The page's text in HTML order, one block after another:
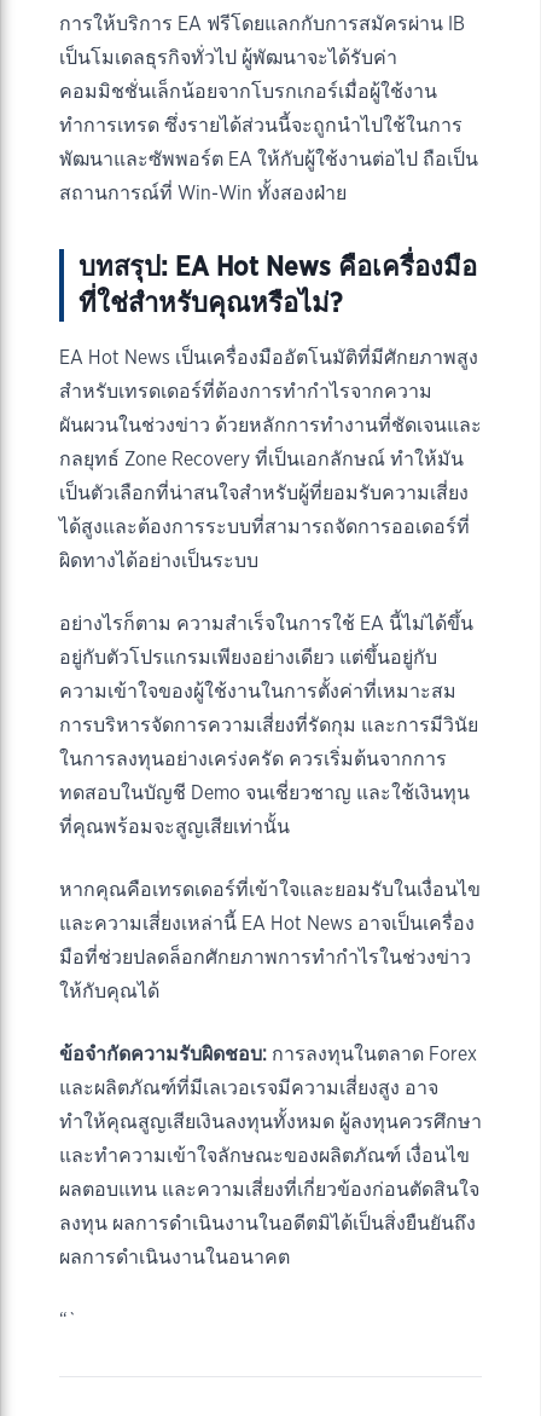
การให้บริการ EA ฟรีโดยแลกกับการสมัครผ่าน IB
เป็นโมเดลธุรกิจทั่วไป ผู้พัฒนาจะได้รับค่า
คอมมิชชั่นเล็กน้อยจากโบรกเกอร์เมื่อผู้ใช้งาน
ทำการเทรด ซึ่งรายได้ส่วนนี้จะถูกนำไปใช้ในการ
พัฒนาและซัพพอร์ต EA ให้กับผู้ใช้งานต่อไป ถือเป็น
สถานการณ์ที่ Win-Win ทั้งสองฝ่าย
บทสรุป: EA Hot News คือเครื่องมือ
ที่ใช่สำหรับคุณหรือไม่?
EA Hot News เป็นเครื่องมืออัตโนมัติที่มีศักยภาพสูง
สำหรับเทรดเดอร์ที่ต้องการทำกำไรจากความ
ผันผวนในช่วงข่าว ด้วยหลักการทำงานที่ชัดเจนและ
กลยุทธ์ Zone Recovery ที่เป็นเอกลักษณ์ ทำให้มัน
เป็นตัวเลือกที่น่าสนใจสำหรับผู้ที่ยอมรับความเสี่ยง
ได้สูงและต้องการระบบที่สามารถจัดการออเดอร์ที่
ผิดทางได้อย่างเป็นระบบ
อย่างไรก็ตาม ความสำเร็จในการใช้ EA นี้ไม่ได้ขึ้น
อยู่กับตัวโปรแกรมเพียงอย่างเดียว แต่ขึ้นอยู่กับ
ความเข้าใจของผู้ใช้งานในการตั้งค่าที่เหมาะสม
การบริหารจัดการความเสี่ยงที่รัดกุม และการมีวินัย
ในการลงทุนอย่างเคร่งครัด ควรเริ่มต้นจากการ
ทดสอบในบัญชี Demo จนเชี่ยวชาญ และใช้เงินทุน
ที่คุณพร้อมจะสูญเสียเท่านั้น
หากคุณคือเทรดเดอร์ที่เข้าใจและยอมรับในเงื่อนไข
และความเสี่ยงเหล่านี้ EA Hot News อาจเป็นเครื่อง
มือที่ช่วยปลดล็อกศักยภาพการทำกำไรในช่วงข่าว
ให้กับคุณได้
ข้อจำกัดความรับผิดชอบ: การลงทุนในตลาด Forex
และผลิตภัณฑ์ที่มีเลเวอเรจมีความเสี่ยงสูง อาจ
ทำให้คุณสูญเสียเงินลงทุนทั้งหมด ผู้ลงทุนควรศึกษา
และทำความเข้าใจลักษณะของผลิตภัณฑ์ เงื่อนไข
ผลตอบแทน และความเสี่ยงที่เกี่ยวข้องก่อนตัดสินใจ
ลงทุน ผลการดำเนินงานในอดีตมิได้เป็นสิ่งยืนยันถึง
ผลการดำเนินงานในอนาคต
“`